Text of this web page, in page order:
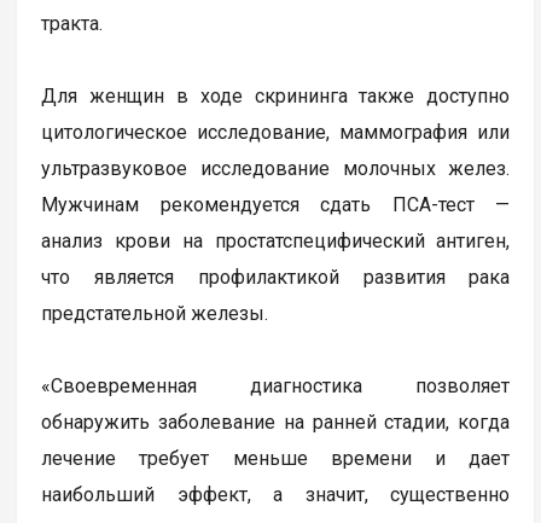
тракта.
Для женщин в ходе скрининга также доступно
цитологическое исследование, маммография или
ультразвуковое исследование молочных желез.
Мужчинам рекомендуется сдать ПСА-тест —
анализ крови на простатспецифический антиген,
что является профилактикой развития рака
предстательной железы.
«Своевременная диагностика позволяет
обнаружить заболевание на ранней стадии, когда
лечение требует меньше времени и дает
наибольший эффект, а значит, существенно